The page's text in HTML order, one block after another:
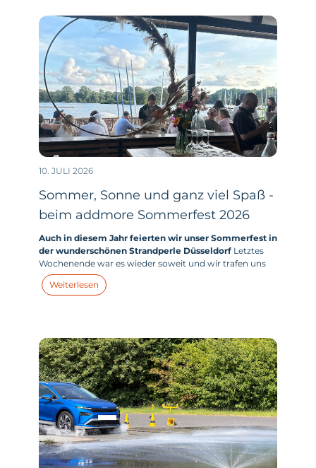
10. JULI 2026
Sommer, Sonne und ganz viel Spaß -
beim addmore Sommerfest 2026
Auch in diesem Jahr feierten wir unser Sommerfest in
der wunderschönen Strandperle DüsseldorfLetztes
Wochenende war es wieder soweit und wir trafen uns
mit allen addmores - und zahlreichen addmore Kids -
zum großen addmore Sommerfest in der Strandperle
Weiterlesen